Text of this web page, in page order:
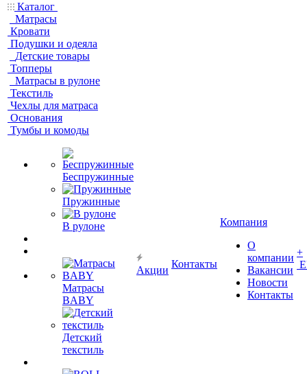
Каталог
Матрасы
Кровати
Подушки и одеяла
Детские товары
Топперы
Матрасы в рулоне
Текстиль
Чехлы для матраса
Основания
Тумбы и комоды
Беспружинные
Пружинные
В рулоне
Матрасы
BABY
Детский
текстиль
Акции
Контакты
Компания
О
компании
Вакансии
Новости
Контакты
+